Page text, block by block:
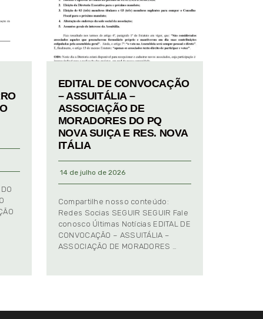
EDITAL DE CONVOCAÇÃO
– ASSUITÁLIA –
ASSOCIAÇÃO DE
MORADORES DO PQ
NOVA SUIÇA E RES. NOVA
ITÁLIA
14 de julho de 2026
Compartilhe nosso conteúdo:
Redes Socias SEGUIR SEGUIR Fale
conosco Últimas Notícias EDITAL DE
CONVOCAÇÃO – ASSUITÁLIA –
ASSOCIAÇÃO DE MORADORES …